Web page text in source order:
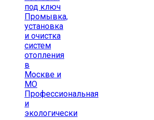
под ключ
Промывка,
установка
и очистка
систем
отопления
в
Москве и
МО
Профессиональная
и
экологически